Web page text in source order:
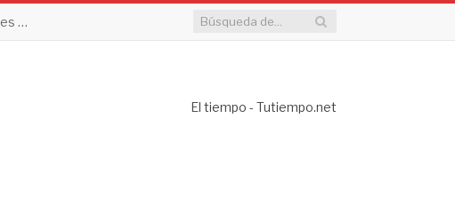
Hombre cae sin vida en banqueta de fraccionamiento Los Sauces en Vallarta
El tiempo - Tutiempo.net